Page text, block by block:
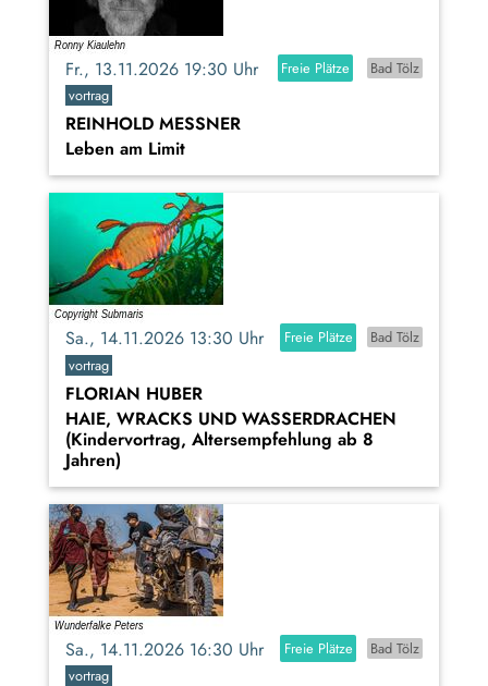
Fr., 13.11.2026 19:30 Uhr Freie Plätze
Bad Tölz
vortrag
REINHOLD MESSNER
Leben am Limit
Sa., 14.11.2026 13:30 Uhr Freie Plätze
Bad Tölz
vortrag
FLORIAN HUBER
HAIE, WRACKS UND WASSERDRACHEN
(Kindervortrag, Altersempfehlung ab 8
Jahren)
Sa., 14.11.2026 16:30 Uhr Freie Plätze
Bad Tölz
vortrag